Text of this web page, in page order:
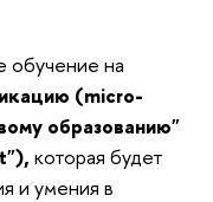
обучение на
(micro-
образованию"
которая будет
и умения в